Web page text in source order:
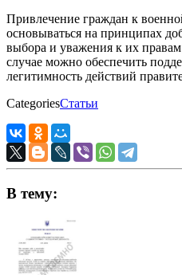
Привлечение граждан к
основываться на принципах
выбора и уважения к их
случае можно обеспечить
легитимность действий
CategoriesСтатьи
В тему: